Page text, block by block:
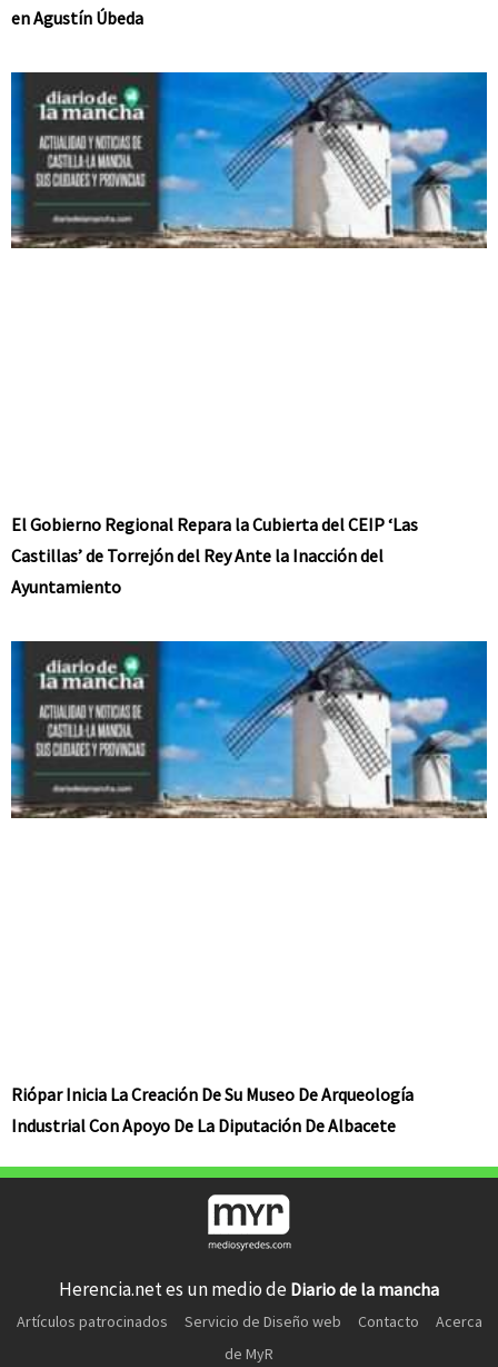
en Agustín Úbeda
El Gobierno Regional Repara la Cubierta del CEIP ‘Las
Castillas’ de Torrejón del Rey Ante la Inacción del
Ayuntamiento
Riópar Inicia La Creación De Su Museo De Arqueología
Industrial Con Apoyo De La Diputación De Albacete
Herencia.net es un medio de Diario de la mancha
Artículos patrocinados Servicio de Diseño web Contacto
Acerca
de MyR